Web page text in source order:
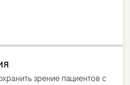
зрение пациентов с